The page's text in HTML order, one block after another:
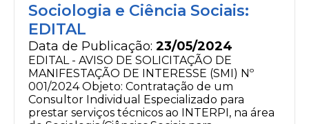
Sociologia e Ciência Sociais:
EDITAL
Data de Publicação: 23/05/2024
EDITAL - AVISO DE SOLICITAÇÃO DE
MANIFESTAÇÃO DE INTERESSE (SMI) Nº
001/2024 Objeto: Contratação de um
Consultor Individual Especializado para
prestar serviços técnicos ao INTERPI, na área